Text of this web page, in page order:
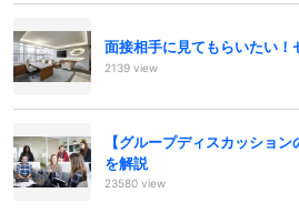
面接相手に見てもらいたい
2139 view
【グループディスカッショ
を解説
23580 view